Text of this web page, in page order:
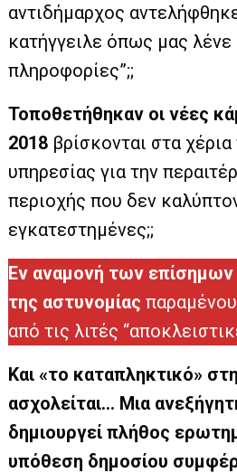
αντιδήμαρχος
κατήγγειλε όπως μας λένε
πληροφορίες”;;
Τοποθετήθηκαν οι νέες
2018 βρίσκονται στα
υπηρεσίας για την
περιοχής που δεν
εγκατεστημένες;;
Εν αναμονή των
της αστυνομίας
από τις λιτές
Και «το καταπληκτικό»
ασχολείται… Μια
δημιουργεί πλήθος
υπόθεση δημοσίου